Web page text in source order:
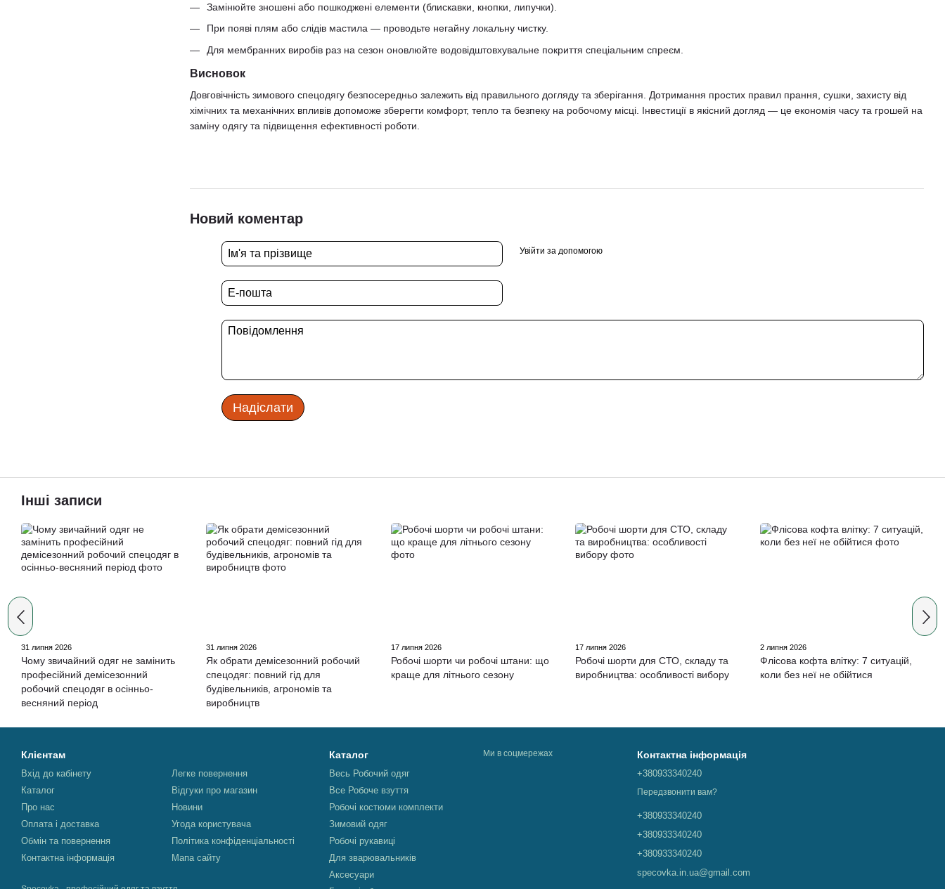
Замінюйте зношені або пошкоджені елементи (блискавки, кнопки, липучки).
При появі плям або слідів мастила — проводьте негайну локальну чистку.
Для мембранних виробів раз на сезон оновлюйте водовідштовхувальне покриття спеціальним спреєм.
Висновок
Довговічність зимового спецодягу безпосередньо залежить від правильного догляду та зберігання. Дотримання простих правил прання, сушки, захисту від
хімічних та механічних впливів допоможе зберегти комфорт, тепло та безпеку на робочому місці. Інвестиції в якісний догляд — це економія часу та грошей на
заміну одягу та підвищення ефективності роботи.
Новий коментар
Увійти за допомогою
Надіслати
Інші записи
31 липня 2026
Чому звичайний одяг не замінить
професійний демісезонний
робочий спецодяг в осінньо-
весняний період
31 липня 2026
Як обрати демісезонний робочий
спецодяг: повний гід для
будівельників, агрономів та
виробництв
17 липня 2026
Робочі шорти чи робочі штани: що
краще для літнього сезону
17 липня 2026
Робочі шорти для СТО, складу та
виробництва: особливості вибору
2 липня 2026
Флісова кофта влітку: 7 ситуацій,
коли без неї не обійтися
Клієнтам
Вхід до кабінету
Каталог
Про нас
Оплата і доставка
Обмін та повернення
Контактна інформація
Легке повернення
Відгуки про магазин
Новини
Угода користувача
Політика конфіденціальності
Мапа сайту
Каталог
Весь Робочий одяг
Все Робоче взуття
Робочі костюми комплекти
Зимовий одяг
Робочі рукавиці
Для зварювальників
Аксесуари
Ми в соцмережах Контактна інформація
+380933340240
Передзвонити вам?
+380933340240
+380933340240
+380933340240
specovka.in.ua@gmail.com